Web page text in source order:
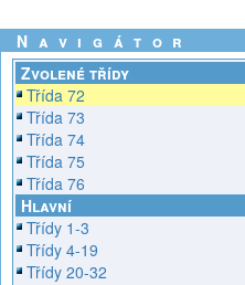
Navigátor
Zvolené třídy
Třída 72
Třída 73
Třída 74
Třída 75
Třída 76
Hlavní
Třídy 1-3
Třídy 4-19
Třídy 20-32